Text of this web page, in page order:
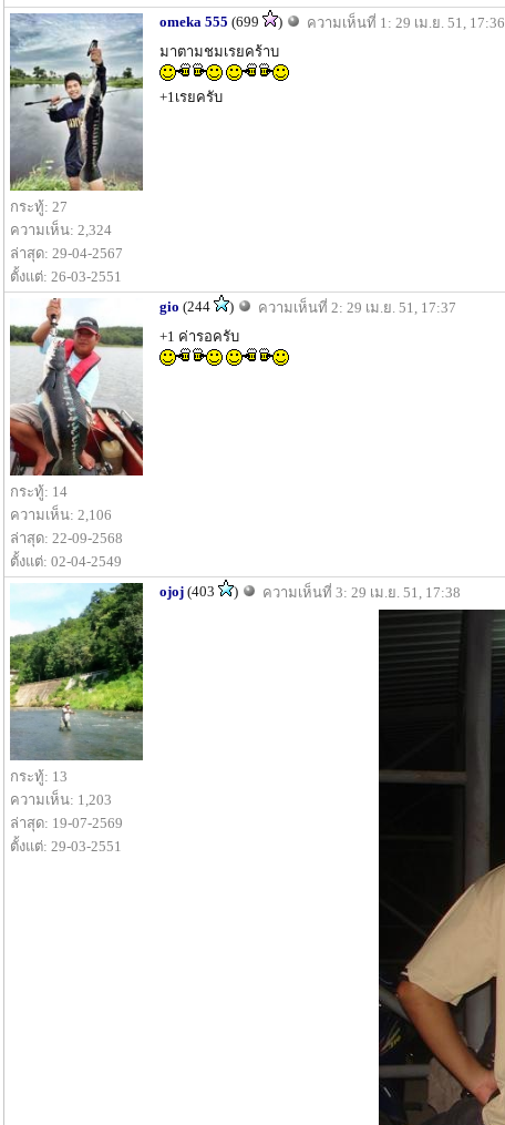
กระทู้: 27
ความเห็น: 2,324
ล่าสุด: 29-04-2567
ตั้งแต่: 26-03-2551
omeka 555 (699 )
ความเห็นที่ 1: 29 เม.ย. 51, 17:36
มาตามชมเรยคร้าบ
+1เรยครับ
กระทู้: 14
ความเห็น: 2,106
ล่าสุด: 22-09-2568
ตั้งแต่: 02-04-2549
gio (244 )
ความเห็นที่ 2: 29 เม.ย. 51, 17:37
+1 ค่ารอครับ
กระทู้: 13
ความเห็น: 1,203
ล่าสุด: 19-07-2569
ตั้งแต่: 29-03-2551
ojoj (403 ) ความเห็นที่ 3: 29 เม.ย. 51, 17:38